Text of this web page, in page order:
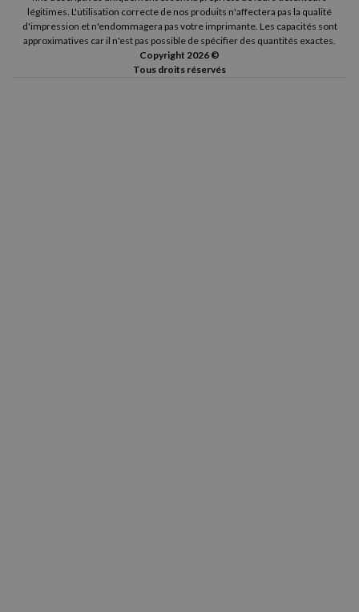
légitimes. L'utilisation correcte de nos produits n'affectera pas la qualité
d'impression et n'endommagera pas votre imprimante. Les capacités sont
approximatives car il n'est pas possible de spécifier des quantités exactes.
Copyright 2026 ©
Tous droits réservés